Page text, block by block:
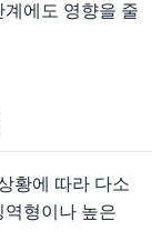
에도 영향을 줄
황에 따라 다소
역형이나 높은